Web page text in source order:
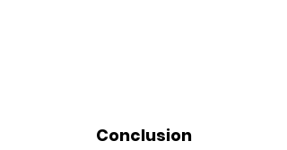
Conclusion